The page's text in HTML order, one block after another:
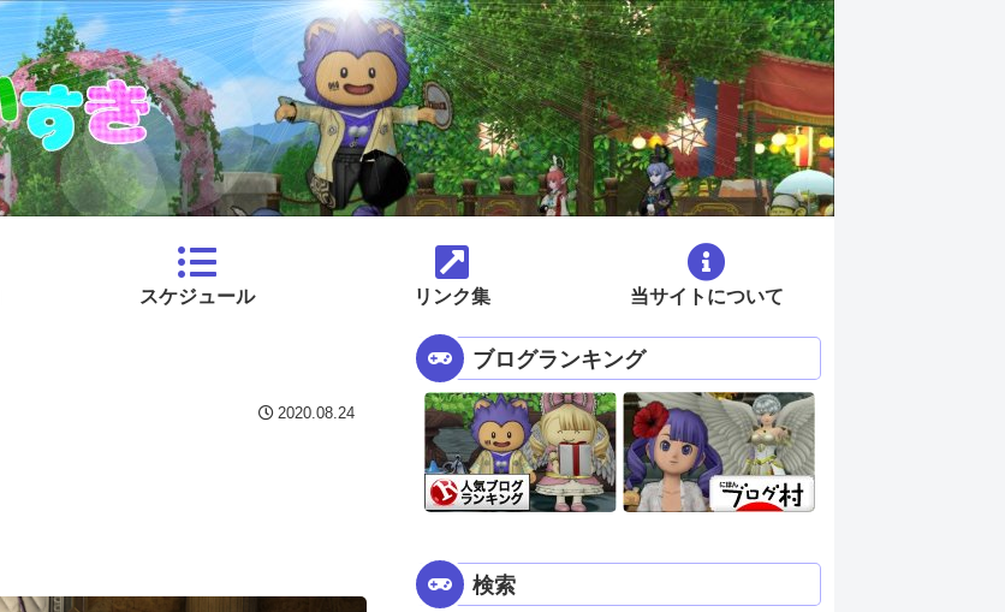
スケジュール リンク集 当サイトについて
2020.08.24
ブログランキング
検索